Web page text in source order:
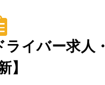
イバー求人
】